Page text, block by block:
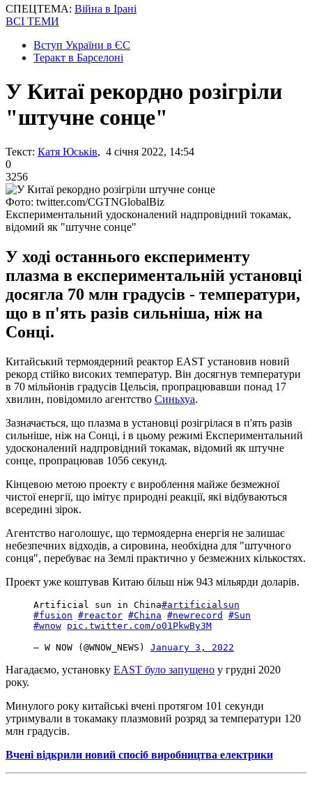
СПЕЦТЕМА: Війна в Ірані
ВСІ ТЕМИ
Вступ України в ЄС
Теракт в Барселоні
У Китаї рекордно розігріли
"штучне сонце"
Текст: Катя Юськів, 4 січня 2022, 14:54
0
3256
Фото: twitter.com/CGTNGlobalBiz
Експериментальний удосконалений надпровідний токамак,
відомий як "штучне сонце"
У ході останнього експерименту
плазма в експериментальній установці
досягла 70 млн градусів - температури,
що в п'ять разів сильніша, ніж на
Сонці.
Китайський термоядерний реактор EAST установив новий
рекорд стійко високих температур. Він досягнув температури
в 70 мільйонів градусів Цельсія, пропрацювавши понад 17
хвилин, повідомило агентство Синьхуа.
Зазначається, що плазма в установці розігрілася в п'ять разів
сильніше, ніж на Сонці, і в цьому режимі Експериментальний
удосконалений надпровідний токамак, відомий як штучне
сонце, пропрацював 1056 секунд.
Кінцевою метою проекту є вироблення майже безмежної
чистої енергії, що імітує природні реакції, які відбуваються
всередині зірок.
Агентство наголошує, що термоядерна енергія не залишає
небезпечних відходів, а сировина, необхідна для "штучного
сонця", перебуває на Землі практично у безмежних кількостях.
Проект уже коштував Китаю більш ніж 943 мільярди доларів.
Artificial sun in China#artificialsun
#fusion #reactor #China #newrecord
#Sun
#wnow pic.twitter.com/o01PkwBy3M
— W NOW (@WNOW_NEWS) January 3, 2022
Нагадаємо, установку EAST було запущено у грудні 2020
року.
Минулого року китайські вчені протягом 101 секунди
утримували в токамаку плазмовий розряд за температури 120
млн градусів.
Вчені відкрили новий спосіб виробництва електрики